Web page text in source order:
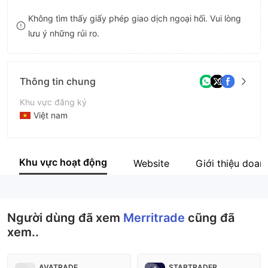
9 7
8
Không tìm thấy giấy phép giao dịch ngoại hối. Vui lòng
lưu ý những rủi ro.
Thông tin chung
Khu vực đăng ký
Việt nam
Tên công ty
Khu vực hoạt động Website Giới thiệu
Người dùng đã xem Merritrade cũng đã
xem..